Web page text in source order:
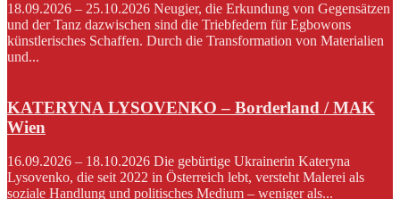
18.09.2026 – 25.10.2026 Neugier, die Erkundung von Gegensätzen
und der Tanz dazwischen sind die Triebfedern für Egbowons
künstlerisches Schaffen. Durch die Transformation von Materialien
und...
KATERYNA LYSOVENKO – Borderland / MAK
Wien
16.09.2026 – 18.10.2026 Die gebürtige Ukrainerin Kateryna
Lysovenko, die seit 2022 in Österreich lebt, versteht Malerei als
soziale Handlung und politisches Medium – weniger als...